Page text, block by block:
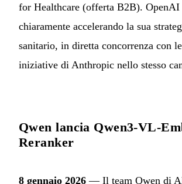
for Healthcare (offerta B2B). OpenAI
chiaramente accelerando la sua
sanitario, in diretta concorrenza con
iniziative di Anthropic nello stesso
Qwen lancia Qwen3-VL-
Reranker
8 gennaio 2026 — Il team Qwen di